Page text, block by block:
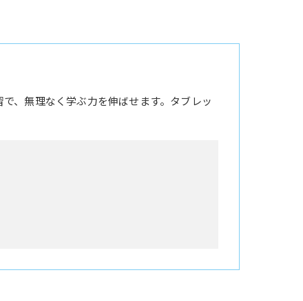
、無理なく学ぶ力を伸ばせます。タブレッ